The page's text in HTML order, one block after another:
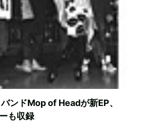
ンドMop of Headが新EP、
も収録